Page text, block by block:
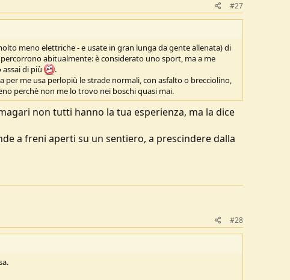
#27
meno elettriche - e usate in gran lunga da gente allenata) di
abitualmente: è considerato uno sport, ma a me
di più
.
per me usa perlopiù le strade normali, con asfalto o brecciolino,
perchè non me lo trovo nei boschi quasi mai.
non tutti hanno la tua esperienza, ma la dice
a freni aperti su un sentiero, a prescindere dalla
#28